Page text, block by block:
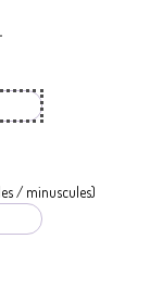
/ minuscules)